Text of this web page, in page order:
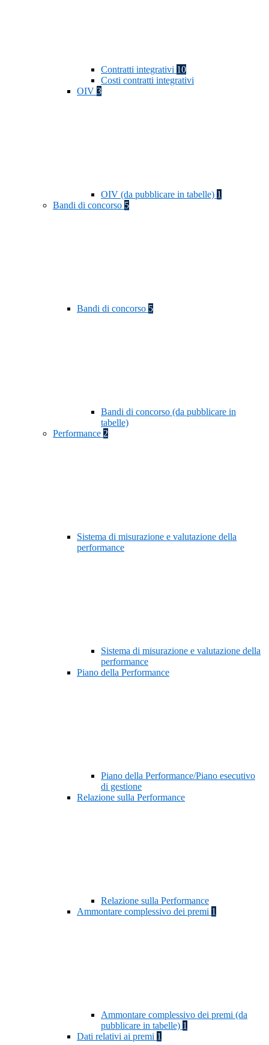
Contratti integrativi 10
Costi contratti integrativi
OIV 3
OIV (da pubblicare in tabelle) 1
Bandi di concorso 5
Bandi di concorso 5
Bandi di concorso (da pubblicare in
tabelle)
Performance 2
Sistema di misurazione e valutazione della
performance
Sistema di misurazione e valutazione della
performance
Piano della Performance
Piano della Performance/Piano esecutivo
di gestione
Relazione sulla Performance
Relazione sulla Performance
Ammontare complessivo dei premi 1
Ammontare complessivo dei premi (da
pubblicare in tabelle) 1
Dati relativi ai premi 1